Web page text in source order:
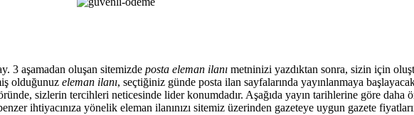
3 aşamadan oluşan sitemizde posta eleman ilanı metninizi yazdıktan sonra, sizin için
olduğunuz eleman ilanı, seçtiğiniz günde posta ilan sayfalarında yayınlanmaya
sizlerin tercihleri neticesinde lider konumdadır. Aşağıda yayın tarihlerine göre daha
ihtiyacınıza yönelik eleman ilanınızı sitemiz üzerinden gazeteye uygun gazete